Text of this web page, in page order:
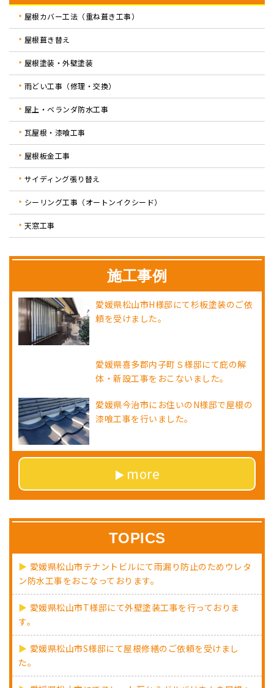
屋根カバー工法（重ね葺き工事）
屋根葺き替え
屋根塗装・外壁塗装
雨どい工事（修理・交換）
屋上・ベランダ防水工事
瓦屋根・漆喰工事
屋根板金工事
サイディング張り替え
シーリング工事（オートンイクシード）
天窓工事
施工事例
愛媛県松山市H様邸にて杉板塗装のご依
頼を受けました。
愛媛県喜多郡内子町Ｓ様邸にて庇の解
体・新設工事をおこないました。
愛媛県今治市にお住いのN様邸で屋根の
漆喰工事を行いました。
more
TOPICS
愛媛県松山市テナントビルにて雨漏り防止のためウレタ
ン防水工事をおこなっております。
愛媛県松山市T様邸にて外壁塗装工事を行っておりま
す。
愛媛県松山市S様邸にて屋根修繕のご依頼を受けまし
た。